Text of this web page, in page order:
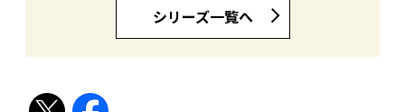
シリーズ一覧へ